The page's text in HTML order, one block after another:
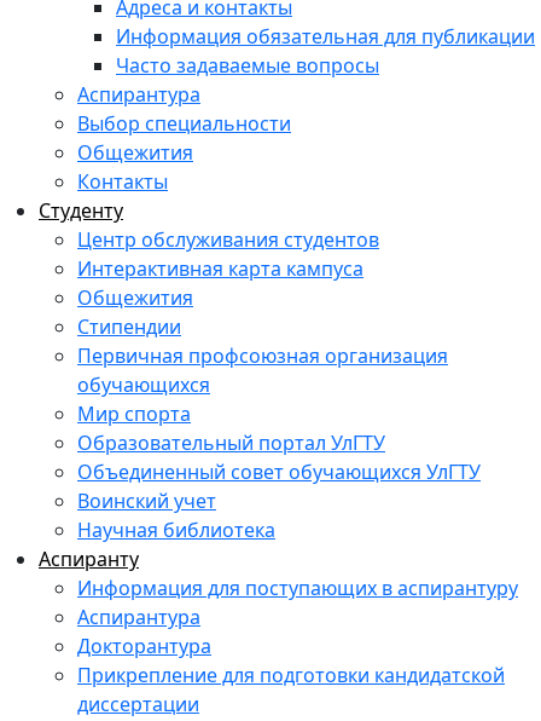
Адреса и контакты
Информация обязательная для публикации
Часто задаваемые вопросы
Аспирантура
Выбор специальности
Общежития
Контакты
Студенту
Центр обслуживания студентов
Интерактивная карта кампуса
Общежития
Стипендии
Первичная профсоюзная организация
обучающихся
Мир спорта
Образовательный портал УлГТУ
Объединенный совет обучающихся УлГТУ
Воинский учет
Научная библиотека
Аспиранту
Информация для поступающих в аспирантуру
Аспирантура
Докторантура
Прикрепление для подготовки кандидатской
диссертации